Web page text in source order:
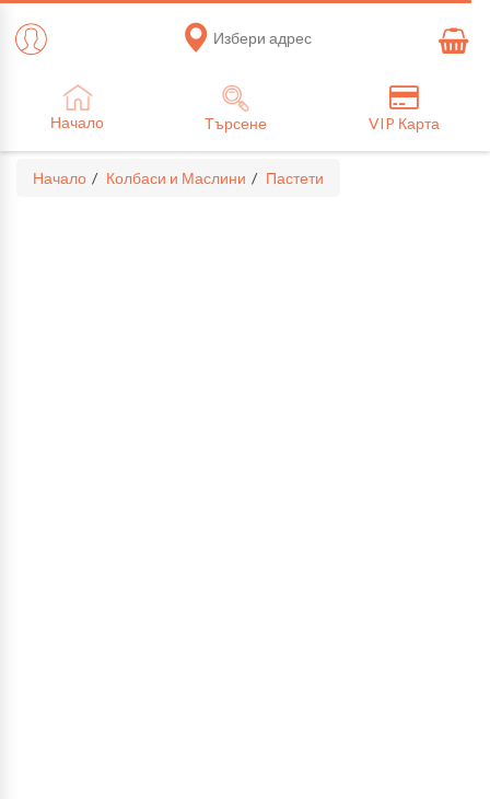
Избери адрес
Начало Търсене VIP Карта
Начало Колбаси и Маслини Пастети